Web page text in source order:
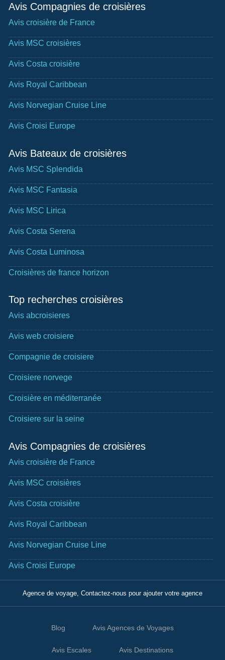
Avis Compagnies de croisières
Avis croisière de France
Avis MSC croisières
Avis Costa croisière
Avis Royal Caribbean
Avis Norvegian Cruise Line
Avis Croisi Europe
Avis Bateaux de croisières
Avis MSC Splendida
Avis MSC Fantasia
Avis MSC Lirica
Avis Costa Serena
Avis Costa Luminosa
Croisières de france horizon
Top recherches croisières
Avis abcroisieres
Avis web croisiere
Compagnie de croisiere
Croisiere norvege
Croisière en méditerranée
Croisiere sur la seine
Avis Compagnies de croisières
Avis croisière de France
Avis MSC croisières
Avis Costa croisière
Avis Royal Caribbean
Avis Norvegian Cruise Line
Avis Croisi Europe
Agence de voyage, Contactez-nous pour ajouter votre agence
Blog Avis Agences de Voyages
Avis Escales Avis Destinations